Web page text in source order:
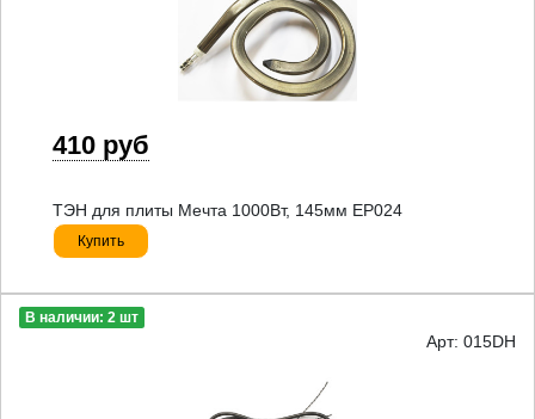
410 руб
ТЭН для плиты Мечта 1000Вт, 145мм EP024
Купить
В наличии: 2 шт
Арт: 015DH